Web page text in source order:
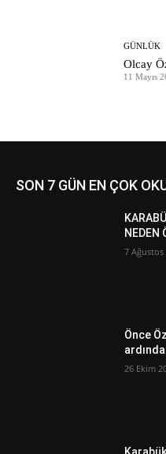
GÜNLÜK
Olcay
11 Mayıs
SON 7 GÜN EN ÇOK
NEDEN
7 Ağustos
Önce
26 Ekim